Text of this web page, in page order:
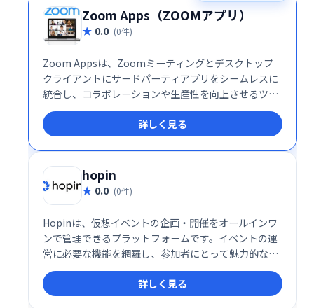
Zoom Apps（ZOOMアプリ）
0.0 (0件)
Zoom Appsは、Zoomミーティングとデスクトップ
クライアントにサードパーティアプリをシームレスに
統合し、コラボレーションや生産性を向上させるツー
ルです。現在約50種類のアプリが利用可能で、エンタ
ーテインメントも強化します。会議中にアプリを直接
起動し、より効率的で充実したミーティングを実現で
きます。
詳しく見る
hopin
0.0 (0件)
Hopinは、仮想イベントの企画・開催をオールインワ
ンで管理できるプラットフォームです。イベントの運
営に必要な機能を網羅し、参加者にとって魅力的な体
験を提供します。スムーズなイベント実施と参加者エ
ンゲージメントの向上を実現し、オンラインイベント
を成功に導きます。
詳しく見る